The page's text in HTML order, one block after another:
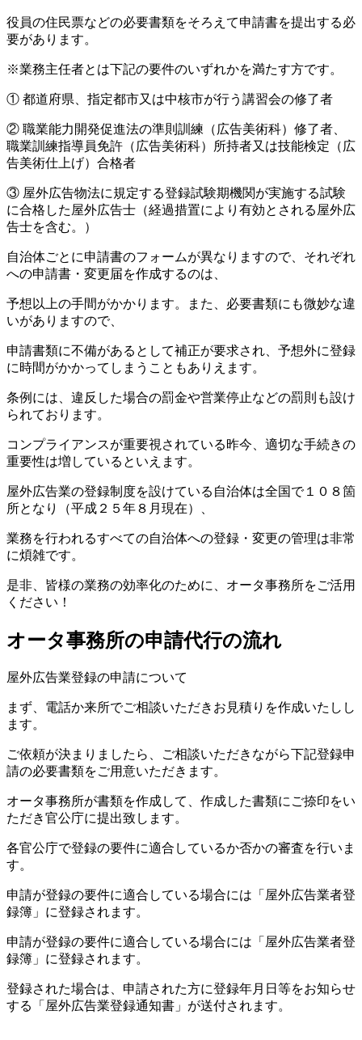
役員の住民票などの必要書類をそろえて申請書を提出する必
要があります。
※業務主任者とは下記の要件のいずれかを満たす方です。
① 都道府県、指定都市又は中核市が行う講習会の修了者
② 職業能力開発促進法の準則訓練（広告美術科）修了者、
職業訓練指導員免許（広告美術科）所持者又は技能検定（広
告美術仕上げ）合格者
③ 屋外広告物法に規定する登録試験期機関が実施する試験
に合格した屋外広告士（経過措置により有効とされる屋外広
告士を含む。）
自治体ごとに申請書のフォームが異なりますので、それぞれ
への申請書・変更届を作成するのは、
予想以上の手間がかかります。また、必要書類にも微妙な違
いがありますので、
申請書類に不備があるとして補正が要求され、予想外に登録
に時間がかかってしまうこともありえます。
条例には、違反した場合の罰金や営業停止などの罰則も設け
られております。
コンプライアンスが重要視されている昨今、適切な手続きの
重要性は増しているといえます。
屋外広告業の登録制度を設けている自治体は全国で１０８箇
所となり（平成２５年８月現在）、
業務を行われるすべての自治体への登録・変更の管理は非常
に煩雑です。
是非、皆様の業務の効率化のために、オータ事務所をご活用
ください！
オータ事務所の申請代行の流れ
屋外広告業登録の申請について
まず、電話か来所でご相談いただきお見積りを作成いたしし
ます。
ご依頼が決まりましたら、ご相談いただきながら下記登録申
請の必要書類をご用意いただきます。
オータ事務所が書類を作成して、作成した書類にご捺印をい
ただき官公庁に提出致します。
各官公庁で登録の要件に適合しているか否かの審査を行いま
す。
申請が登録の要件に適合している場合には「屋外広告業者登
録簿」に登録されます。
申請が登録の要件に適合している場合には「屋外広告業者登
録簿」に登録されます。
登録された場合は、申請された方に登録年月日等をお知らせ
する「屋外広告業登録通知書」が送付されます。